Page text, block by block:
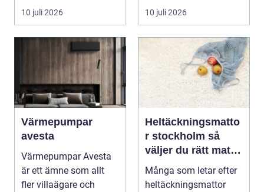
säkerhet och tillg...
10 juli 2026 10 juli 2026
Värmepumpar
avesta
Värmepumpar Avesta
är ett ämne som allt
fler villaägare och
Heltäckningsmatto
r stockholm så
väljer du rätt matta
för hem och kontor
Många som letar efter
heltäckningsmattor